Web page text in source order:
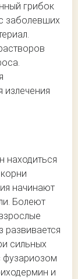
грибок
заболевших
излечения
находиться
начинают
Болеют
развивается
сильных
фузариозом
и